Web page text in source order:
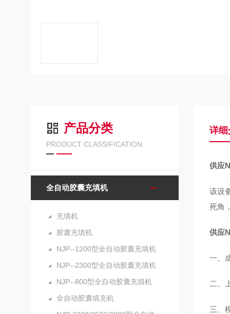
产品分类
PRODUCT CLASSIFICATION
全自动胶囊充填机
充填机
胶囊充填机
NJP--1200型全自动胶囊充填机
NJP--2300型全自动胶囊充填机
NJP--800型全自动胶囊充填机
全自动胶囊填充机
详细
供应
该设
死角
供应
一、
二、
三、